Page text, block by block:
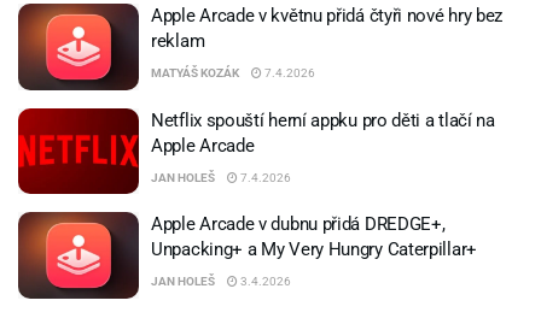
Apple Arcade v květnu přidá čtyři nové hry bez
reklam
MATYÁŠ KOZÁK 7.4.2026
Netflix spouští herní appku pro děti a tlačí na
Apple Arcade
JAN HOLEŠ 7.4.2026
Apple Arcade v dubnu přidá DREDGE+,
Unpacking+ a My Very Hungry Caterpillar+
JAN HOLEŠ 3.4.2026